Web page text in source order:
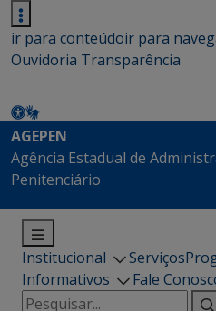
ir para conteúdoir para
Ouvidoria Transparência
AGEPEN
Agência Estadual de
Penitenciário
Institucional Serviços
Informativos
Fale
Pesquisar